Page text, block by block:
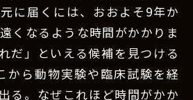
に届くには、おおよそ9年か
くなるような時間がかかりま
だ」といえる候補を見つける
から動物実験や臨床試験を経
る。なぜこれほど時間がかか